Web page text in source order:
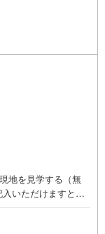
地を見学する（無
いただけますとス
間市・相模原市・